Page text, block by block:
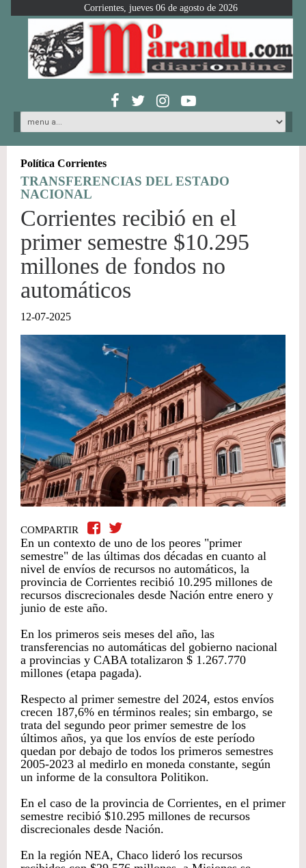
Corrientes, jueves 06 de agosto de 2026
Política Corrientes
TRANSFERENCIAS DEL ESTADO
NACIONAL
Corrientes recibió en el
primer semestre $10.295
millones de fondos no
automáticos
12-07-2025
COMPARTIR
En un contexto de uno de los peores "primer
semestre" de las últimas dos décadas en cuanto al
nivel de envíos de recursos no automáticos, la
provincia de Corrientes recibió 10.295 millones de
recursos discrecionales desde Nación entre enero y
junio de este año.
En los primeros seis meses del año, las
transferencias no automáticas del gobierno nacional
a provincias y CABA totalizaron $ 1.267.770
millones (etapa pagada).
Respecto al primer semestre del 2024, estos envíos
crecen 187,6% en términos reales; sin embargo, se
trata del segundo peor primer semestre de los
últimos años, ya que los envíos de este período
quedan por debajo de todos los primeros semestres
2005-2023 al medirlo en moneda constante, según
un informe de la consultora Politikon.
En el caso de la provincia de Corrientes, en el primer
semestre recibió $10.295 millones de recursos
discrecionales desde Nación.
En la región NEA, Chaco lideró los recursos